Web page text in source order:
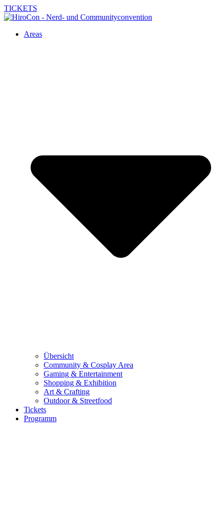
TICKETS
Areas
Übersicht
Community & Cosplay Area
Gaming & Entertainment
Shopping & Exhibition
Art & Crafting
Outdoor & Streetfood
Tickets
Programm